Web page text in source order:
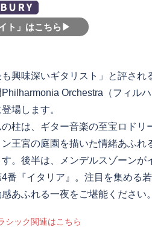
イト」はこちら▶︎
興味深いギタリスト」と評され
Orchestra（フィル
場します。
柱は、ギター音楽の至宝ロドリ
王宮の庭園を描いた情緒あふれ
。後半は、メンデルスゾーンが
4番『イタリア』。注目を集める
あふれる一夜をご堪能ください。
シック関連はこちら